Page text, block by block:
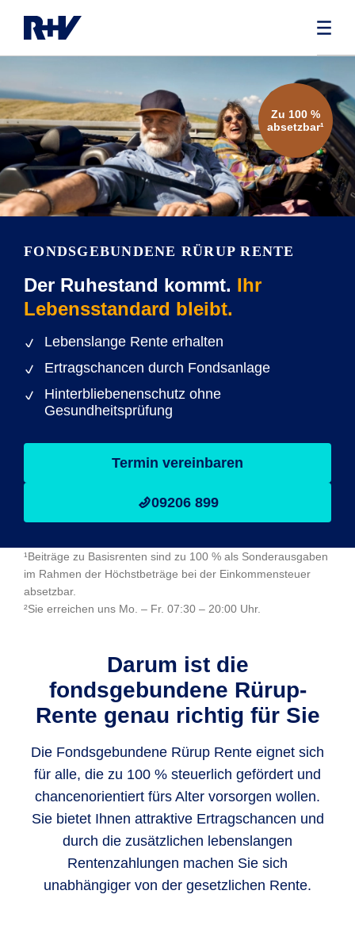
FONDSGEBUNDENE RÜRUP RENTE
Der Ruhestand kommt. Ihr
Lebensstandard bleibt.
Lebenslange Rente erhalten
Ertragschancen durch Fondsanlage
Hinterbliebenenschutz ohne
Gesundheitsprüfung
Termin vereinbaren
09206 899
Zu 100 %
absetzbar¹
¹Beiträge zu Basisrenten sind zu 100 % als Sonderausgaben
im Rahmen der Höchstbeträge bei der Einkommensteuer
absetzbar.
²Sie erreichen uns Mo. – Fr. 07:30 – 20:00 Uhr.
Darum ist die
fondsgebundene Rürup-
Rente genau richtig für Sie
Die Fondsgebundene Rürup Rente eignet sich
für alle, die zu 100 % steuerlich gefördert und
chancenorientiert fürs Alter vorsorgen wollen.
Sie bietet Ihnen attraktive Ertragschancen und
durch die zusätzlichen lebenslangen
Rentenzahlungen machen Sie sich
unabhängiger von der gesetzlichen Rente.